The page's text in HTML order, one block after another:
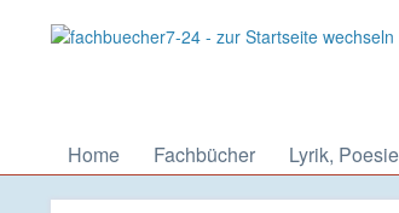
Home Fachbücher Lyrik, Poesie